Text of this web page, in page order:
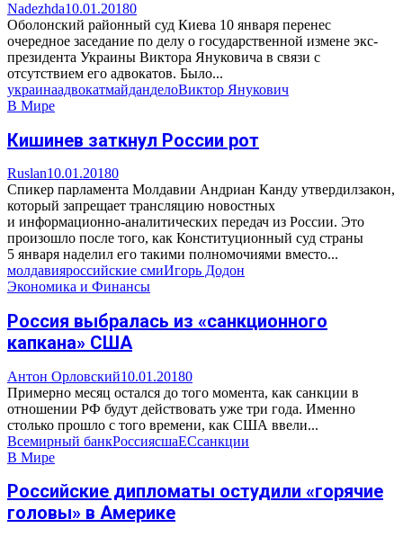
Nadezhda10.01.20180
Оболонский районный суд Киева 10 января перенес
очередное заседание по делу о государственной измене экс-
президента Украины Виктора Януковича в связи с
отсутствием его адвокатов. Было...
украинаадвокатмайданделоВиктор Янукович
В Мире
Кишинев заткнул России рот
Ruslan10.01.20180
Спикер парламента Молдавии Андриан Канду утвердилзакон,
который запрещает трансляцию новостных
и информационно-аналитических передач из России. Это
произошло после того, как Конституционный суд страны
5 января наделил его такими полномочиями вместо...
молдавияроссийские смиИгорь Додон
Экономика и Финансы
Россия выбралась из «санкционного
капкана» США
Антон Орловский10.01.20180
Примерно месяц остался до того момента, как санкции в
отношении РФ будут действовать уже три года. Именно
столько прошло с того времени, как США ввели...
Всемирный банкРоссиясшаЕСсанкции
В Мире
Российские дипломаты остудили «горячие
головы» в Америке